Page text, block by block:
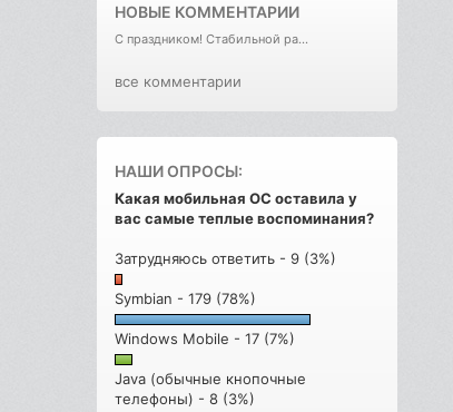
НОВЫЕ КОММЕНТАРИИ
С праздником! Стабильной ра...
все комментарии
НАШИ ОПРОСЫ:
Какая мобильная ОС оставила у
вас самые теплые воспоминания?
Затрудняюсь ответить - 9 (3%)
Symbian - 179 (78%)
Windows Mobile - 17 (7%)
Java (обычные кнопочные
телефоны) - 8 (3%)